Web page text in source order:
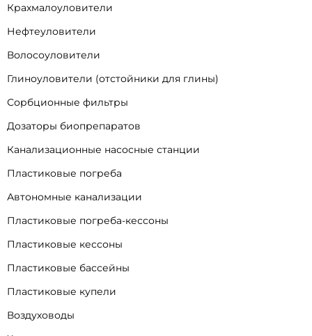
Крахмалоуловители
Нефтеуловители
Волосоуловители
Глиноуловители (отстойники для глины)
Сорбционные фильтры
Дозаторы биопрепаратов
Канализационные насосные станции
Пластиковые погреба
Автономные канализации
Пластиковые погреба-кессоны
Пластиковые кессоны
Пластиковые бассейны
Пластиковые купели
Воздуховоды